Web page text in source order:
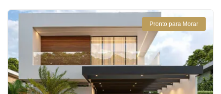
Pronto para Morar